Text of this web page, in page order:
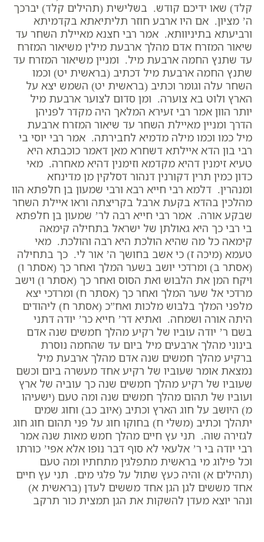
קלד) שאו ידיכם קודש. בשלישית (תהילים קלד) יברכך
ה’ מציון. אם היו ארבע חוזר תליתיאתא בקדמיתא
ורביעתא בתיניוותא. אמר רבי חצנא מאיילת השחר עד
שיאור המזרח אדם מהלך ארבעת מילין משיאור המזרח
עד שתנץ החמה ארבעת מיל. ומניין משיאור המזרח עד
שתנץ החמה ארבעת מיל דכתיב (בראשית יט) וכמו
השחר עלה וגומר וכתיב (בראשית יט) השמש יצא על
הארץ ולוט בא צוערה. ומן סדום לצוער ארבעת מיל
יותר הוון אמר רבי זעירא המלאך היה מקדר לפניהן
הדרך ומניין מאיילת השחר עד שיאור המזרח ארבעת
מיל כמו וכמו מילה מדמיא לחבירתה. אמר רבי יוסי בי
רבי בון הדא איילתא דשחרא מאן דאמר כוכבתא היא
טעיא זימנין דהיא מקדמא וזימנין דהיא מאחרה. מאי
כדון כמין תרין דקורנין דנהור דסלקין מן מדינחא
ומנהרין. דלמא רבי חייא רבא ורבי שמעון בן חלפתא הוו
מהלכין בהדא בקעת ארבל בקריצתה וראו איילת השחר
שבקע אורה. אמר רבי חייא רבה לר’ שמעון בן חלפתא
בי רבי כך היא גאולתן של ישראל בתחילה קימאה
קימאה כל מה שהיא הולכת היא רבה והולכת. מאי
טעמא (מיכה ז) כי אשב בחושך ה’ אור לי. כך בתחילה
(אסתר ב) ומרדכי יושב בשער המלך ואחר כך (אסתר ו)
ויקח המן את הלבוש ואת הסוס ואחר כך (אסתר ו) וישב
מרדכי אל שער המלך ואחר כך (אסתר ח) ומרדכי יצא
מלפני המלך בלבוש מלכות ואח”כ (אסתר ח) ליהודים
היתה אורה ושמחה. ואתיא דר’ חייא כר’ יודה דתני
בשם ר’ יודה עוביו של רקיע מהלך חמשים שנה אדם
בינוני מהלך ארבעים מיל ביום עד שהחמה נוסרת
ברקיע מהלך חמשים שנה אדם מהלך ארבעת מיל
נמצאת אומר שעוביו של רקיע אחד מעשרה ביום וכשם
שעוביו של רקיע מהלך חמשים שנה כך עוביה של ארץ
ועוביו של תהום מהלך חמשים שנה ומה טעם (ישעיהו
מ) היושב על חוג הארץ וכתיב (איוב כב) וחוג שמים
יתהלך וכתיב (משלי ח) בחוקו חוג על פני תהום חוג חוג
לגזירה שוה. תני עץ חיים מהלך חמש מאות שנה אמר
רבי יודה בי ר’ אלעאי לא סוף דבר נופו אלא אפי’ כורתו
וכל פילוג מי בראשית מתפלגין מתחתיו ומה טעם
(תהילים א) והיה כעץ שתול על פלגי מים. תני עץ חיים
אחד מששים לגן הגן אחד מששים לעדן (בראשית א)
ונהר יוצא מעדן להשקות את הגן תמצית כור תרקב